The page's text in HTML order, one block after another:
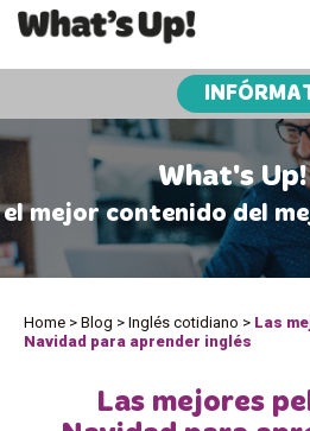
What's
el mejor contenido del
Home > Blog > Inglés cotidiano > Las
Navidad para aprender inglés
Las mejores